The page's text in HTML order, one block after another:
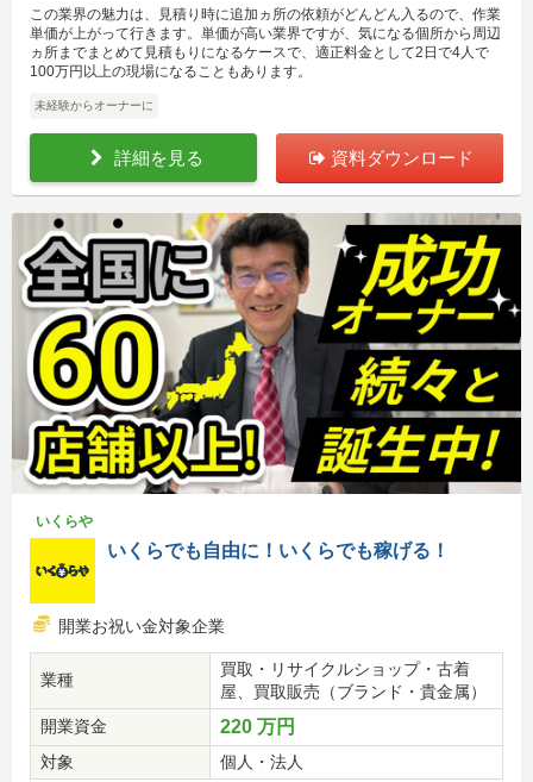
この業界の魅力は、見積り時に追加ヵ所の依頼がどんどん入るので、作業
単価が上がって行きます。単価が高い業界ですが、気になる個所から周辺
ヵ所までまとめて見積もりになるケースで、適正料金として2日で4人で
100万円以上の現場になることもあります。
未経験からオーナーに
詳細を見る 資料ダウンロード
いくらや
いくらでも自由に！いくらでも稼げる！
開業お祝い金対象企業
業種
買取・リサイクルショップ・古着
屋、買取販売（ブランド・貴金属）
開業資金
220 万円
対象 個人・法人